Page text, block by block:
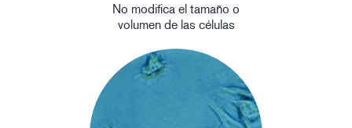
No modifica el tamaño o
volumen de las células